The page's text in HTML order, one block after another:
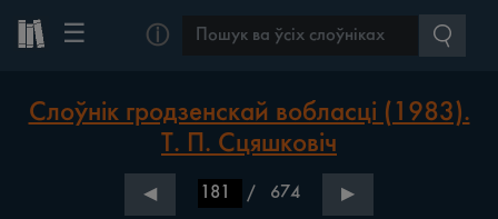
☰ ⓘ
Слоўнік гродзенскай вобласці (1983).
Т. П. Сцяшковіч
◀ / 674 ▶